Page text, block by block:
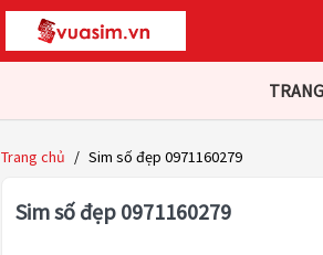
Trang chủ / Sim số đẹp 0971160279
Sim số đẹp 0971160279